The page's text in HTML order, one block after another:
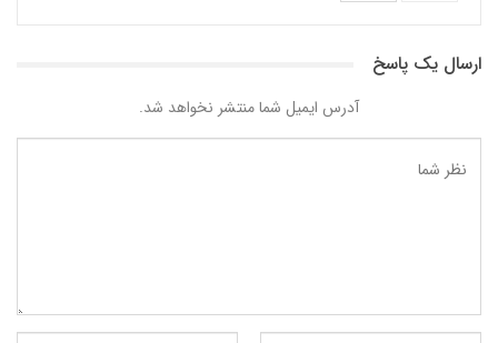
ارسال یک پاسخ
آدرس ایمیل شما منتشر نخواهد شد.